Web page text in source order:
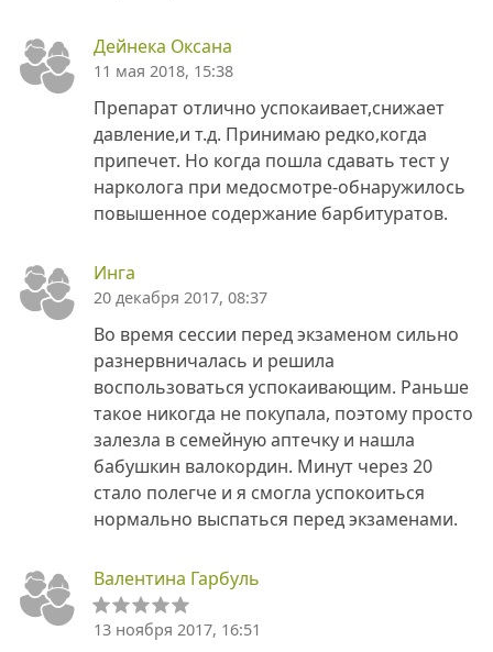
Дейнека Оксана
11 мая 2018, 15:38
Препарат отлично успокаивает,снижает
давление,и т.д. Принимаю редко,когда
припечет. Но когда пошла сдавать тест у
нарколога при медосмотре-обнаружилось
повышенное содержание барбитуратов.
Инга
20 декабря 2017, 08:37
Во время сессии перед экзаменом сильно
разнервничалась и решила
воспользоваться успокаивающим. Раньше
такое никогда не покупала, поэтому просто
залезла в семейную аптечку и нашла
бабушкин валокордин. Минут через 20
стало полегче и я смогла успокоиться
нормально выспаться перед экзаменами.
Валентина Гарбуль
13 ноября 2017, 16:51